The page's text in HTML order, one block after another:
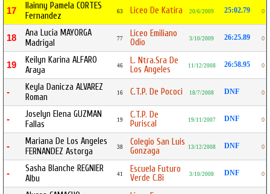
17
Ilainny Pamela CORTES
Fernandez
63 Liceo De Katira 20/6/2009 25:02.79 0
18
Ana Lucia MAYORGA
Madrigal
77
Liceo Emiliano
Odio
3/10/2009 26:25.89 0
19
Keilyn Karina ALFARO
Araya
46
L. Ntra.Sra De
Los Angeles
11/12/2008 26:58.95 0
-
Keyla Danicza ALVAREZ
Roman
16 C.T.P. De Pococi 18/7/2008 DNF 0
-
Joselyn Elena GUZMAN
Fallas
19
C.T.P. De
Puriscal
19/11/2007 DNF 0
-
Mariana De Los Angeles
FERNANDEZ Astorga
38
Colegio San Luis
Gonzaga
13/12/2008 DNF 0
-
Sasha Blanche REGNIER
Albu
41
Escuela Futuro
Verde C.Bi
3/10/2008 DNF 0